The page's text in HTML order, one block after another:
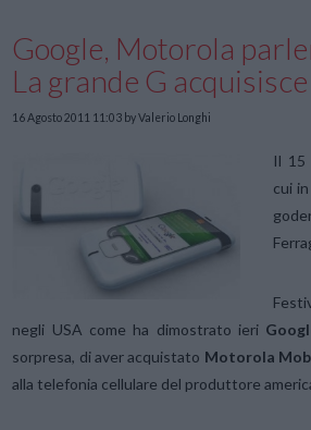
Google, Motorola
La grande G
16 Agosto 2011 11:03 by Valerio Longhi
Il 15
cui
negli USA come ha dimostrato ieri
sorpresa, di aver acquistato Motorola
alla telefonia cellulare del produttore